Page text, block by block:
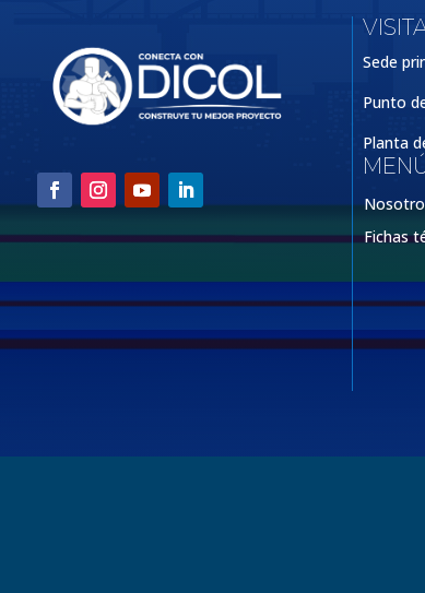
Sede
Punto
Planta
Fichas